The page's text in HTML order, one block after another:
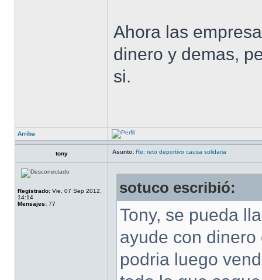
Ahora las
dinero y demas,
si.
Arriba
tony Asunto: Re: reto deportivo causa solidaria
Registrado: Vie, 07 Sep 2012,
14:14
Mensajes: 77
sotuco escribió:
Tony, se pueda
ayude con
podria luego